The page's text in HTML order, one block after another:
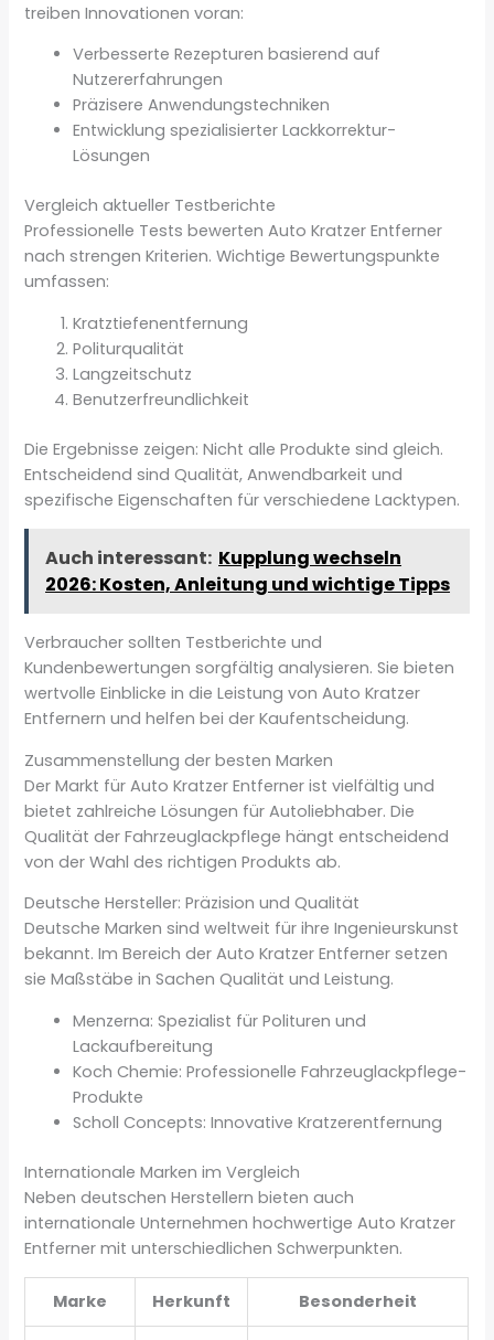
treiben Innovationen voran:
Verbesserte Rezepturen basierend auf
Nutzererfahrungen
Präzisere Anwendungstechniken
Entwicklung spezialisierter Lackkorrektur-
Lösungen
Vergleich aktueller Testberichte
Professionelle Tests bewerten Auto Kratzer Entferner
nach strengen Kriterien. Wichtige Bewertungspunkte
umfassen:
Kratztiefenentfernung
Politurqualität
Langzeitschutz
Benutzerfreundlichkeit
Die Ergebnisse zeigen: Nicht alle Produkte sind gleich.
Entscheidend sind Qualität, Anwendbarkeit und
spezifische Eigenschaften für verschiedene Lacktypen.
Auch interessant: Kupplung wechseln
2026: Kosten, Anleitung und wichtige Tipps
Verbraucher sollten Testberichte und
Kundenbewertungen sorgfältig analysieren. Sie bieten
wertvolle Einblicke in die Leistung von Auto Kratzer
Entfernern und helfen bei der Kaufentscheidung.
Zusammenstellung der besten Marken
Der Markt für Auto Kratzer Entferner ist vielfältig und
bietet zahlreiche Lösungen für Autoliebhaber. Die
Qualität der Fahrzeuglackpflege hängt entscheidend
von der Wahl des richtigen Produkts ab.
Deutsche Hersteller: Präzision und Qualität
Deutsche Marken sind weltweit für ihre Ingenieurskunst
bekannt. Im Bereich der Auto Kratzer Entferner setzen
sie Maßstäbe in Sachen Qualität und Leistung.
Menzerna: Spezialist für Polituren und
Lackaufbereitung
Koch Chemie: Professionelle Fahrzeuglackpflege-
Produkte
Scholl Concepts: Innovative Kratzerentfernung
Internationale Marken im Vergleich
Neben deutschen Herstellern bieten auch
internationale Unternehmen hochwertige Auto Kratzer
Entferner mit unterschiedlichen Schwerpunkten.
Marke Herkunft Besonderheit